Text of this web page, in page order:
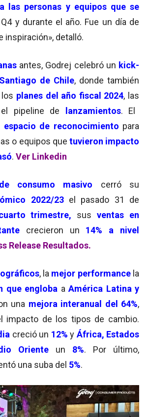
las personas y equipos que se
y durante el año. Fue un día de
inspiración», detalló.
antes, Godrej celebró un kick-
Santiago de Chile, donde también
planes del año fiscal 2024, las
pipeline de lanzamientos. El
espacio de reconocimiento para
o equipos que tuvieron impacto
. Ver Linkedin
consumo masivo cerró su
2022/23 el pasado 31 de
trimestre, susventas en
crecieron un 14% a nivel
Release Resultados.
, la mejor performancela
que engloba a América Latina y
una mejora interanual del 64%,
impacto de los tipos de cambio.
creció un 12% y África, Estados
Oriente
un 8%. Por último,
una suba del 5%.